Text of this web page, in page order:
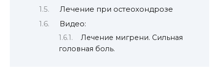
Лечение при остеохондрозе
Видео:
Лечение мигрени. Сильная
головная боль.